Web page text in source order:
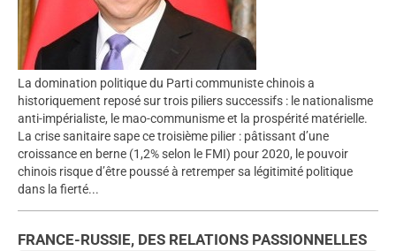
La domination politique du Parti communiste chinois a
historiquement reposé sur trois piliers successifs : le nationalisme
anti-impérialiste, le mao-communisme et la prospérité matérielle.
La crise sanitaire sape ce troisième pilier : pâtissant d’une
croissance en berne (1,2% selon le FMI) pour 2020, le pouvoir
chinois risque d’être poussé à retremper sa légitimité politique
dans la fierté...
FRANCE-RUSSIE, DES RELATIONS PASSIONNELLES